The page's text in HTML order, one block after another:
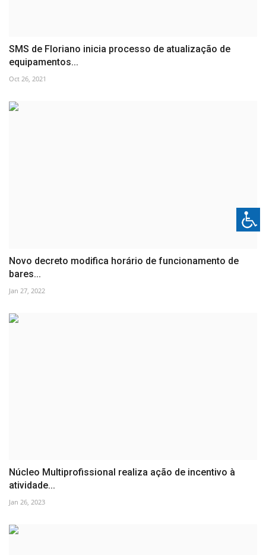
SMS de Floriano inicia processo de atualização de
equipamentos...
Oct 26, 2021
Novo decreto modifica horário de funcionamento de
bares...
Jan 27, 2022
Núcleo Multiprofissional realiza ação de incentivo à
atividade...
Jan 26, 2023